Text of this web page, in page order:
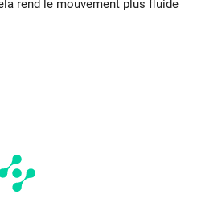
rend le mouvement plus fluide